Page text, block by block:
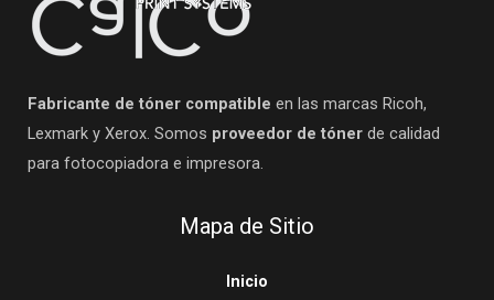
Fabricante de tóner compatible en las marcas Ricoh,
Lexmark y Xerox. Somos proveedor de tóner de calidad
para fotocopiadora e impresora.
Mapa de Sitio
Inicio